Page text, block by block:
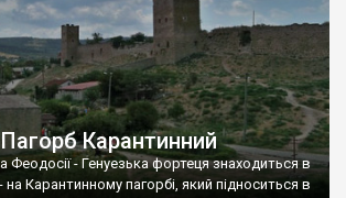
Карантинний
Феодосії - Генуезька фортеця знаходиться в
на Карантинному пагорбі, який підноситься в